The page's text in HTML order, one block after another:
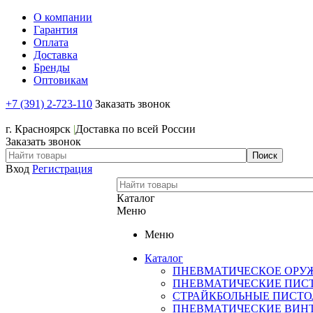
О компании
Гарантия
Оплата
Доставка
Бренды
Оптовикам
+7 (391) 2-723-110 Заказать звонок
г. Красноярск |Доставка по всей России
Заказать звонок
Вход Регистрация
Каталог
Меню
Меню
Каталог
ПНЕВМАТИЧЕСКОЕ
ПНЕВМАТИЧЕСКИЕ
СТРАЙКБОЛЬНЫЕ
ПНЕВМАТИЧЕСКИЕ